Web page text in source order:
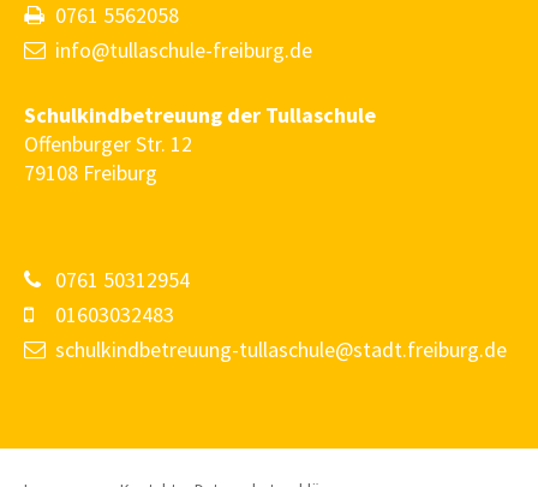
0761 5562058
info@tullaschule-freiburg.de
Schulkindbetreuung der Tullaschule
Offenburger Str. 12
79108 Freiburg
0761 50312954
01603032483
schulkindbetreuung-tullaschule@stadt.freiburg.de